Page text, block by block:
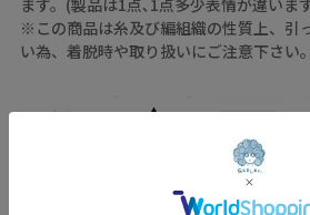
※この商品は糸及び編組織の性質上、引
い為、着脱時や取り扱いにご注意下さい。